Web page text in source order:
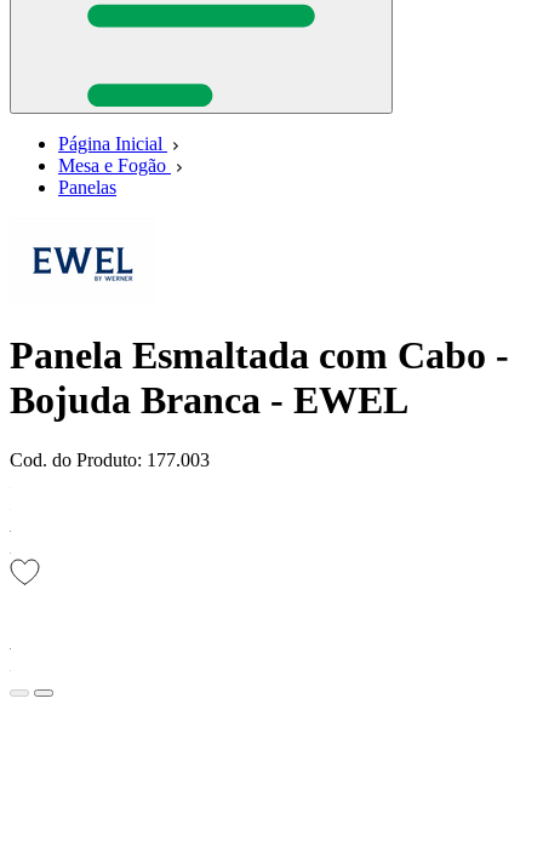
Página Inicial
Mesa e Fogão
Panelas
Panela Esmaltada com Cabo -
Bojuda Branca - EWEL
Cod. do Produto: 177.003